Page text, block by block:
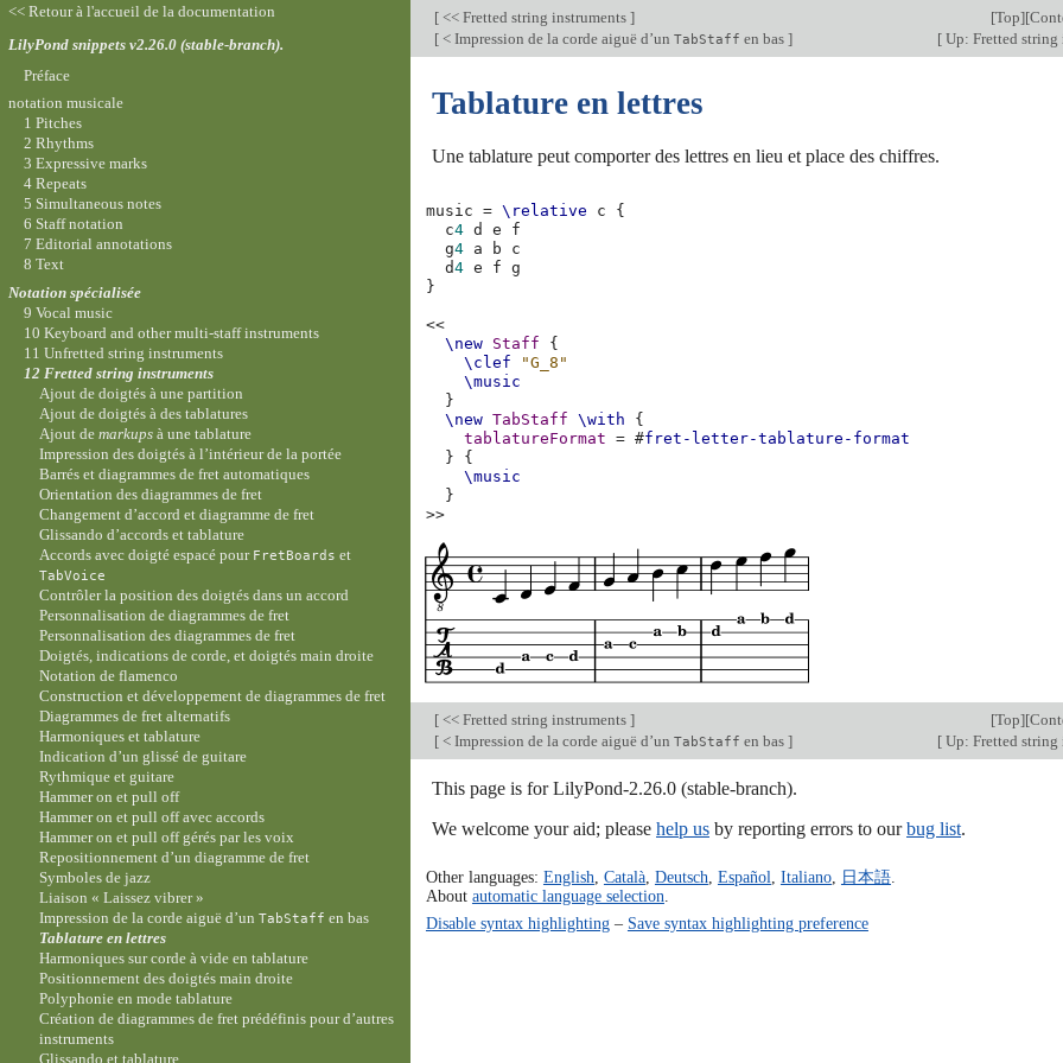
[ << Fretted string instruments ] [Top][
[ < Impression de la corde aiguë d’un TabStaff en bas ] [ Up: Fretted string
Tablature en lettres
Une tablature peut comporter des lettres en lieu et place des chiffres.
music = \relative c
{
c4 d e
f
g4 a b
c
d4 e f
g
}
<<
\new Staff
{
\clef
"G_8"
\music
}
\new TabStaff \with
{
tablatureFormat
= #fret-letter-tablature-format
}
{
\music
}
>>
[ << Fretted string instruments ] [Top][
[ < Impression de la corde aiguë d’un TabStaff en bas ] [ Up: Fretted string
This page is for LilyPond-2.26.0 (stable-branch).
We welcome your aid; please help us by reporting errors to ourbug list.
Other languages: English Català, Deutsch Español Italiano, 日本語.
About automatic language selection
Disable syntax highlighting– Save syntax highlighting preference
<< Retour à l'accueil de la documentation
LilyPond snippets v2.26.0 (stable-branch).
Préface
notation musicale
1 Pitches
2 Rhythms
3 Expressive marks
4 Repeats
5 Simultaneous notes
6 Staff notation
7 Editorial annotations
8 Text
Notation spécialisée
9 Vocal music
10 Keyboard and other multi-staff instruments
11 Unfretted string instruments
12 Fretted string instruments
Ajout de doigtés à une partition
Ajout de doigtés à des tablatures
Ajout demarkups à une tablature
Impression des doigtés à l’intérieur de la portée
Barrés et diagrammes de fret automatiques
Orientation des diagrammes de fret
Changement d’accord et diagramme de fret
Glissando d’accords et tablature
Accords avec doigté espacé pour FretBoards et
TabVoice
Contrôler la position des doigtés dans un accord
Personnalisation de diagrammes de fret
Personnalisation des diagrammes de fret
Doigtés, indications de corde, et doigtés main droite
Notation de flamenco
Construction et développement de diagrammes de fret
Diagrammes de fret alternatifs
Harmoniques et tablature
Indication d’un glissé de guitare
Rythmique et guitare
Hammer on et pull off
Hammer on et pull off avec accords
Hammer on et pull off gérés par les voix
Repositionnement d’un diagramme de fret
Symboles de jazz
Liaison « Laissez vibrer »
Impression de la corde aiguë d’unTabStaff en bas
Tablature en lettres
Harmoniques sur corde à vide en tablature
Positionnement des doigtés main droite
Polyphonie en mode tablature
Création de diagrammes de fret prédéfinis pour d’autres
instruments
Glissando et tablature